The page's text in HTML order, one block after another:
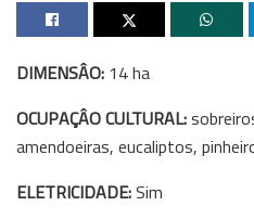
DIMENSÂO: 14 ha
OCUPAÇÂO CULTURAL:
amendoeiras, eucaliptos,
ELETRICIDADE:Sim